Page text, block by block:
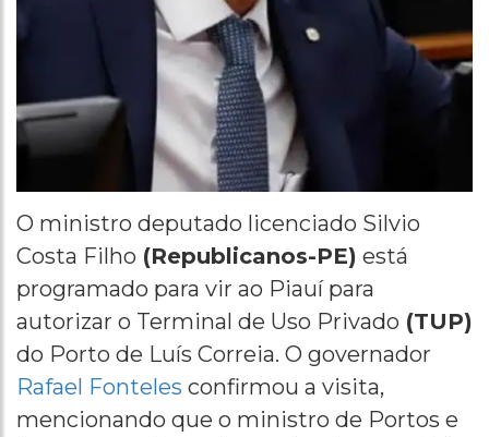
O ministro deputado licenciado Silvio
Costa Filho (Republicanos-PE) está
programado para vir ao Piauí para
autorizar o Terminal de Uso Privado (TUP)
do Porto de Luís Correia. O governador
Rafael Fonteles confirmou a visita,
mencionando que o ministro de Portos e